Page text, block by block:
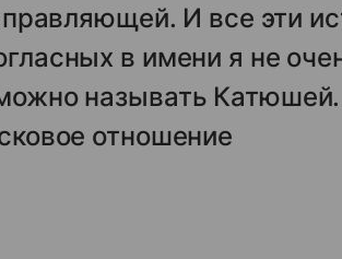
И все эти
в имени я не
называть
отношение